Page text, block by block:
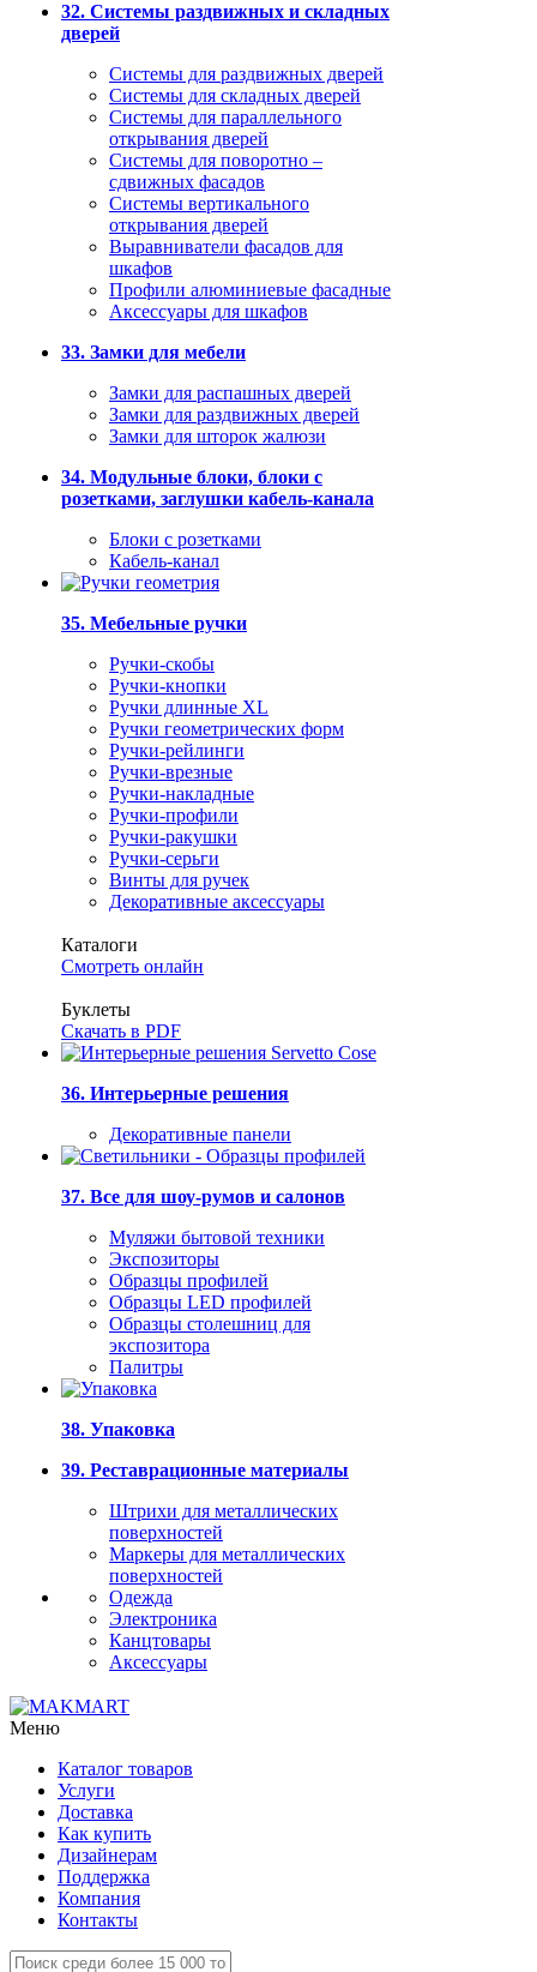
32. Системы раздвижных и складных
дверей
Системы для раздвижных дверей
Системы для складных дверей
Системы для параллельного
открывания дверей
Системы для поворотно –
сдвижных фасадов
Системы вертикального
открывания дверей
Выравниватели фасадов для
шкафов
Профили алюминиевые фасадные
Аксессуары для шкафов
33. Замки для мебели
Замки для распашных дверей
Замки для раздвижных дверей
Замки для шторок жалюзи
34. Модульные блоки, блоки с
розетками, заглушки кабель-канала
Блоки с розетками
Кабель-канал
35. Мебельные ручки
Ручки-скобы
Ручки-кнопки
Ручки длинные XL
Ручки геометрических форм
Ручки-рейлинги
Ручки-врезные
Ручки-накладные
Ручки-профили
Ручки-ракушки
Ручки-серьги
Винты для ручек
Декоративные аксессуары
Каталоги
Смотреть онлайн
Буклеты
Скачать в PDF
36. Интерьерные решения
Декоративные панели
37. Все для шоу-румов и салонов
Муляжи бытовой техники
Экспозиторы
Образцы профилей
Образцы LED профилей
Образцы столешниц для
экспозитора
Палитры
38. Упаковка
39. Реставрационные материалы
Штрихи для металлических
поверхностей
Маркеры для металлических
поверхностей
Одежда
Электроника
Канцтовары
Аксессуары
Меню
Каталог товаров
Услуги
Доставка
Как купить
Дизайнерам
Поддержка
Компания
Контакты